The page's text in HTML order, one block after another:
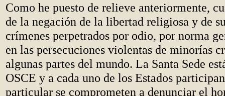
Como he puesto de relieve anteriormente,
de la negación de la libertad religiosa y de
crímenes perpetrados por odio, por norma
en las persecuciones violentas de minorías
algunas partes del mundo. La Santa Sede
OSCE y a cada uno de los Estados
particular se comprometen a denunciar el